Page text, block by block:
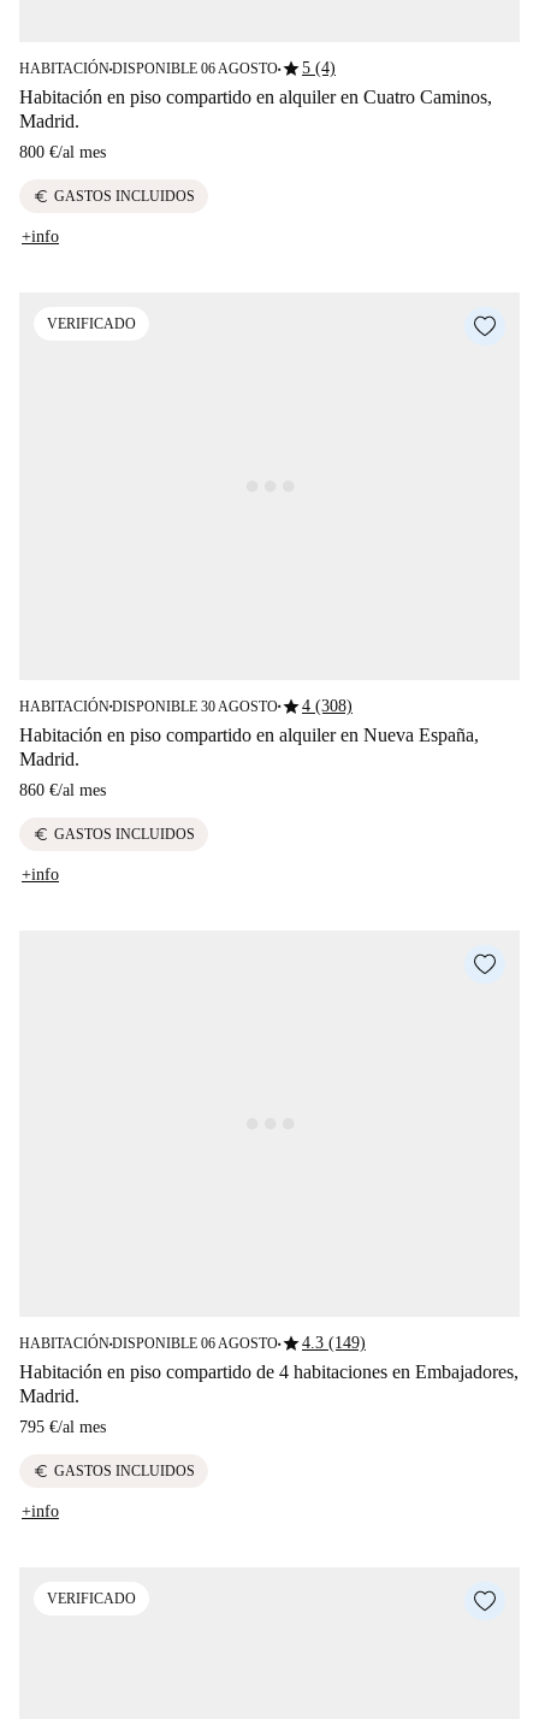
HABITACIÓN■DISPONIBLE 06 AGOSTO■star5 (4)
Habitación en piso compartido en alquiler en Cuatro Caminos,
Madrid.
800 €/al mes
euro GASTOS INCLUIDOS
+info
VERIFICADO
HABITACIÓN■DISPONIBLE 30 AGOSTO■star4 (308)
Habitación en piso compartido en alquiler en Nueva España,
Madrid.
860 €/al mes
euro GASTOS INCLUIDOS
+info
HABITACIÓN■DISPONIBLE 06 AGOSTO■star4.3 (149)
Habitación en piso compartido de 4 habitaciones en Embajadores,
Madrid.
795 €/al mes
euro GASTOS INCLUIDOS
+info
VERIFICADO